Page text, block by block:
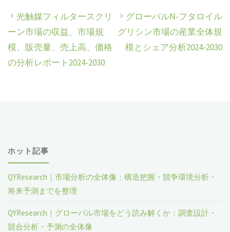
光触媒フィルタースクリ
ーン市場の収益、市場規
模、販売量、売上高、価格
の分析レポート2024-2030
グローバルN-フタロイル
グリシン市場の産業全体規
模とシェア分析2024-2030
ホット記事
QYResearch｜市場分析の全体像：構造把握・競争環境分析・
将来予測までを整理
QYResearch｜グローバル市場をどう読み解くか：調査設計・
競合分析・予測の全体像